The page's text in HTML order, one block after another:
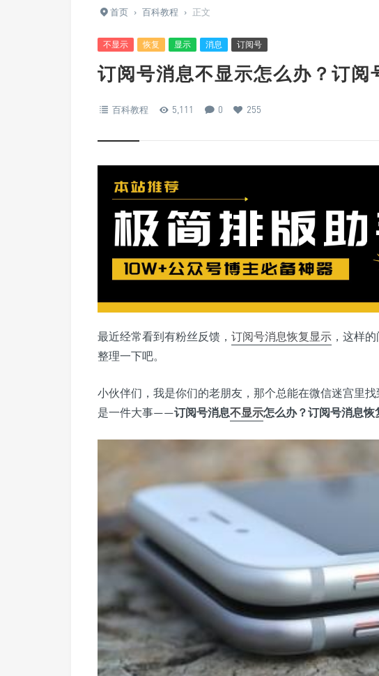
首页 › 百科教程 › 正文
不显示 恢复 显示 消息 订阅号
订阅号消息不显示怎么办？订阅
百科教程 5,111 0 255
最近经常看到有粉丝反馈， 订阅号消息恢复 显示 ，这样
整理一下吧。
小伙伴们，我是你们的老朋友，那个总能在微信迷宫里
是一件大事——订阅号消息不显示怎么办？订阅号消息恢